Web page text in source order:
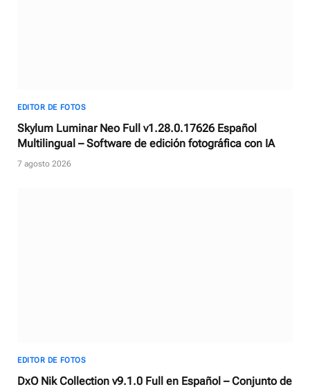
EDITOR DE FOTOS
Skylum Luminar Neo Full v1.28.0.17626 Español
Multilingual – Software de edición fotográfica con IA
7 agosto 2026
EDITOR DE FOTOS
DxO Nik Collection v9.1.0 Full en Español – Conjunto de